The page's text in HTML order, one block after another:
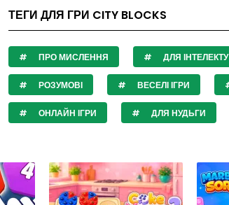
ТЕГИ ДЛЯ ГРИ CITY BLOCKS
ПРО МИСЛЕННЯ ДЛЯ ІНТЕЛЕКТУ
РОЗУМОВІ ВЕСЕЛІ ІГРИ
ОНЛАЙН ІГРИ ДЛЯ НУДЬГИ